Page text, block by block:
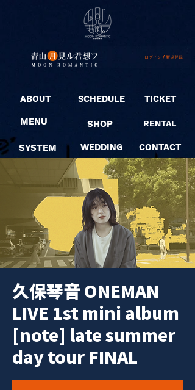
ログイン / 新規登録
ABOUT
MENU
SYSTEM
SCHEDULE
SHOP
WEDDING
TICKET
RENTAL
CONTACT
久保琴音 ONEMAN
LIVE 1st mini album
[note] late summer
day tour FINAL